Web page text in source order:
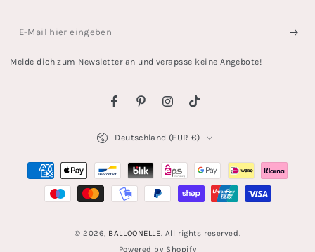
E-
Mail
Melde dich zum Newsletter an und verapsse keine Angebote!
FacebookPinterestInstagram
TikTok
© 2026, BALLOONELLE. All rights reserved.
Powered by Shopify
Deutschland (EUR €)
Zahlungsmöglichkeiten